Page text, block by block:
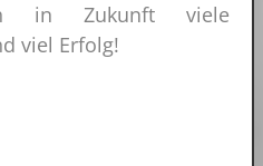
in Zukunft viele
viel Erfolg!